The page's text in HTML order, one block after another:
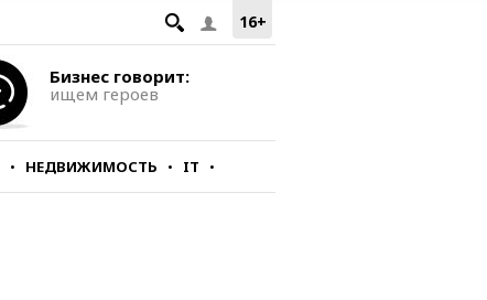
16+
Бизнес говорит:
ищем героев
НЕДВИЖИМОСТЬ IT